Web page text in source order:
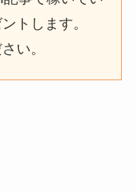
トします。
い。